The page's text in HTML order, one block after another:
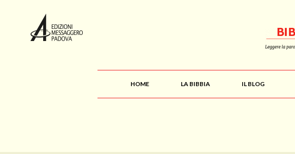
HOME LA BIBBIA IL BLOG